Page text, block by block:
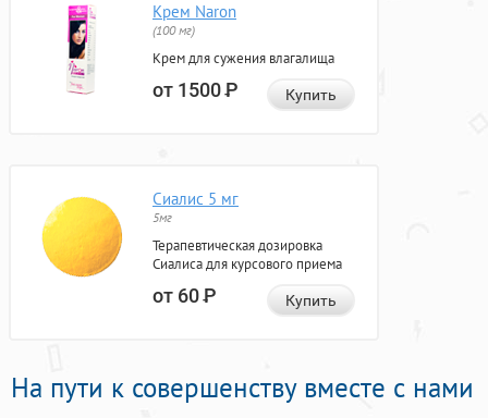
Крем Naron
(100 мг)
Крем для сужения влагалища
от 1500Р Купить
Сиалис 5 мг
5мг
Терапевтическая дозировка
Сиалиса для курсового приема
от 60Р Купить
На пути к совершенству вместе с нами